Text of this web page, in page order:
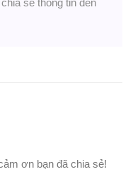
sẻ thông tin đến
ơn bạn đã chia sẻ!